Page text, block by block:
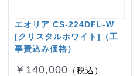
エオリア CS-224DFL-W
[クリスタルホワイト]（工
事費込み価格）
￥140,000 （税込）